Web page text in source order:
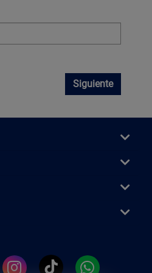
Siguiente